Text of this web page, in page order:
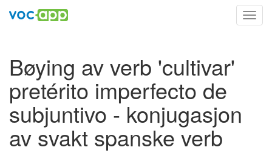
Bøying av verb 'cultivar'
pretérito imperfecto de
subjuntivo - konjugasjon
av svakt spanske verb